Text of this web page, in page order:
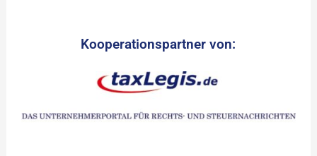
Kooperationspartner von: